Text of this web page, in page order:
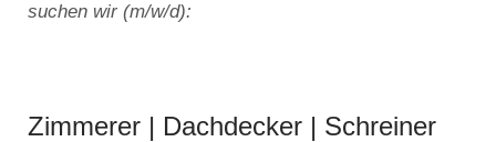
suchen wir (m/w/d):
Zimmerer | Dachdecker | Schreiner